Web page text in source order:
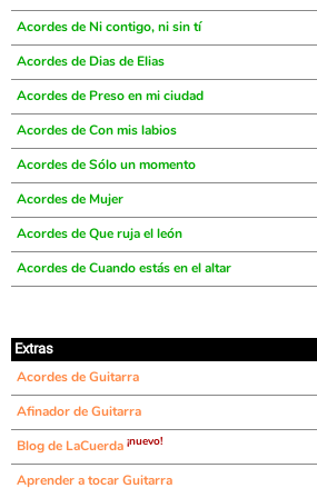
Acordes de Ni contigo, ni sin tí
Acordes de Dias de Elias
Acordes de Preso en mi ciudad
Acordes de Con mis labios
Acordes de Sólo un momento
Acordes de Mujer
Acordes de Que ruja el león
Acordes de Cuando estás en el altar
Extras
Acordes de Guitarra
Afinador de Guitarra
Blog de LaCuerda ¡nuevo!
Aprender a tocar Guitarra